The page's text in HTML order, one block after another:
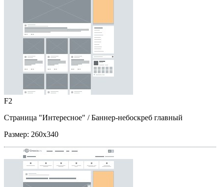
F2
Страница "Интересное" / Баннер-небоскреб главный
Размер: 260x340